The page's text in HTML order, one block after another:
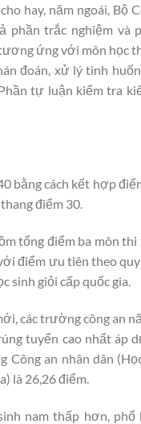
cho hay, năm ngoái, Bộ
phần trắc nghiệm và
ứng với môn học
đoán, xử lý tình
tự luận kiểm tra
bằng cách kết hợp
điểm 30.
tổng điểm ba môn
điểm ưu tiên theo
sinh giỏi cấp quốc gia.
các trường công an
tuyển cao nhất áp
Công an nhân dân
là 26,26 điểm.
nam thấp hơn, phổ